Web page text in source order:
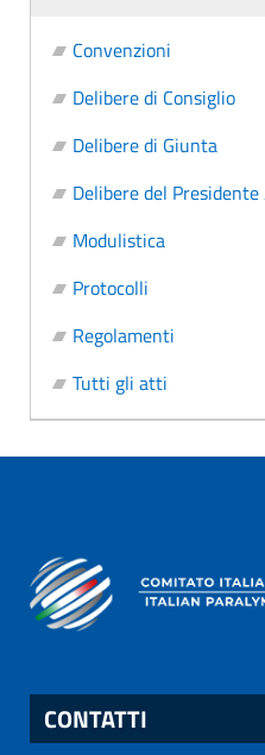
Convenzioni
Delibere di Consiglio
Delibere di Giunta
Delibere del
Modulistica
Protocolli
Regolamenti
Tutti gli atti
CONTATTI